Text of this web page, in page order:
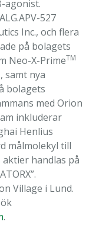
agonist.
527
Inc., och flera
på bolagets
Neo-X-PrimeTM
samt nya
bolagets
med Orion
inkluderar
Henlius
målmolekyl till
handlas på
Village i Lund.
.